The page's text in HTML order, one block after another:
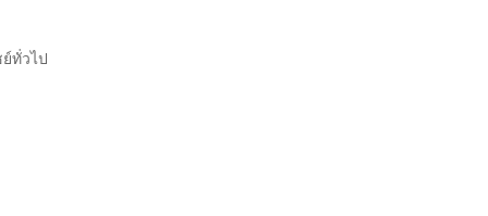
ย์ทั่วไป